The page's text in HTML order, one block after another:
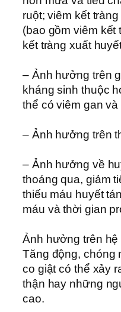
ruột; viêm kết
(bao gồm viêm kết
kết tràng xuất
– Ảnh hưởng trên
kháng sinh thuộc
thể có viêm gan
– Ảnh hưởng trên
– Ảnh hưởng về
thoáng qua, giảm
thiếu máu huyết
máu và thời gian
Ảnh hưởng trên
Tăng động, chóng
co giật có thể xảy
thận hay những
cao.